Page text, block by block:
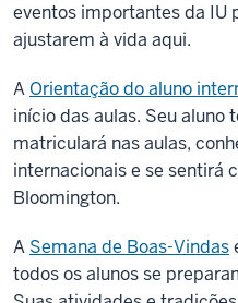
eventos importantes da IU
ajustarem à vida aqui.
A Orientação do aluno
início das aulas. Seu aluno
matriculará nas aulas,
internacionais e se sentirá
Bloomington.
A Semana de Boas-Vindas
todos os alunos se